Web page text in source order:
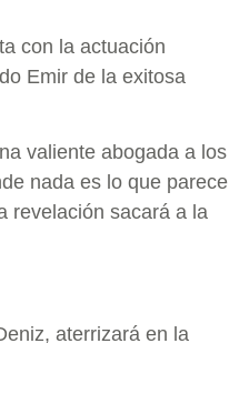
con la actuación
Emir de la exitosa
valiente abogada a los
nada es lo que parece
revelación sacará a la
aterrizará en la